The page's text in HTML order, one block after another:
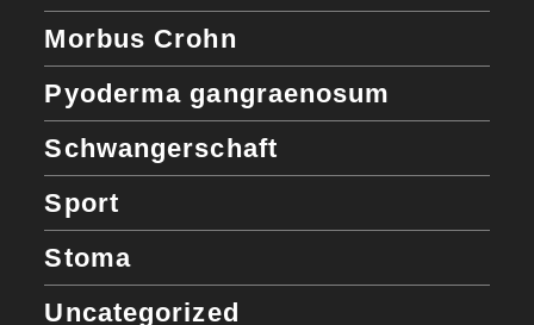
Morbus Crohn
Pyoderma gangraenosum
Schwangerschaft
Sport
Stoma
Uncategorized